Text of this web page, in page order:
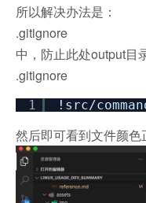
所以解决办法是：
.gitignore
中，防止此处output目
.gitignore
1 !src/
然后即可看到文件颜色